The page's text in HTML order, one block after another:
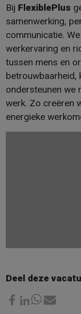
Bij FlexiblePlus
samenwerking,
communicatie.
werkervaring en
tussen mens en
betrouwbaarheid,
ondersteunen we
werk. Zo creëren
energieke
Deel deze